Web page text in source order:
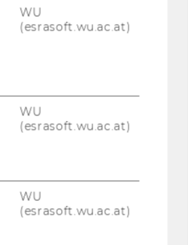
WU
(esrasoft.wu.ac.at)
WU
(esrasoft.wu.ac.at)
WU
(esrasoft.wu.ac.at)